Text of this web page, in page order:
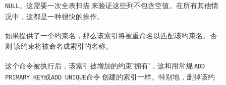
NULL。这需要一次全表扫描 来验证这些列不包含空值。在所有其他情
况中，这都是一种很快的操作。
如果提供了一个约束名，那么该索引将被重命名以匹配该约束名。否
则 该约束将被命名成索引的名称。
这个命令被执行后，该索引被增加的约束"拥有" ，这和用常规 ADD
PRIMARY KEY或ADD UNIQUE命令 创建的索引一样。特别地，删掉该约